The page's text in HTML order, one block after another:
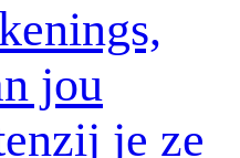
jou
je ze